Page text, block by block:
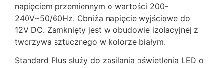
napięciem przemiennym o wartości 200–
240V~50/60Hz. Obniża napięcie wyjściowe do
12V DC. Zamknięty jest w obudowie izolacyjnej z
tworzywa sztucznego w kolorze białym.
Standard Plus służy do zasilania oświetlenia LED o